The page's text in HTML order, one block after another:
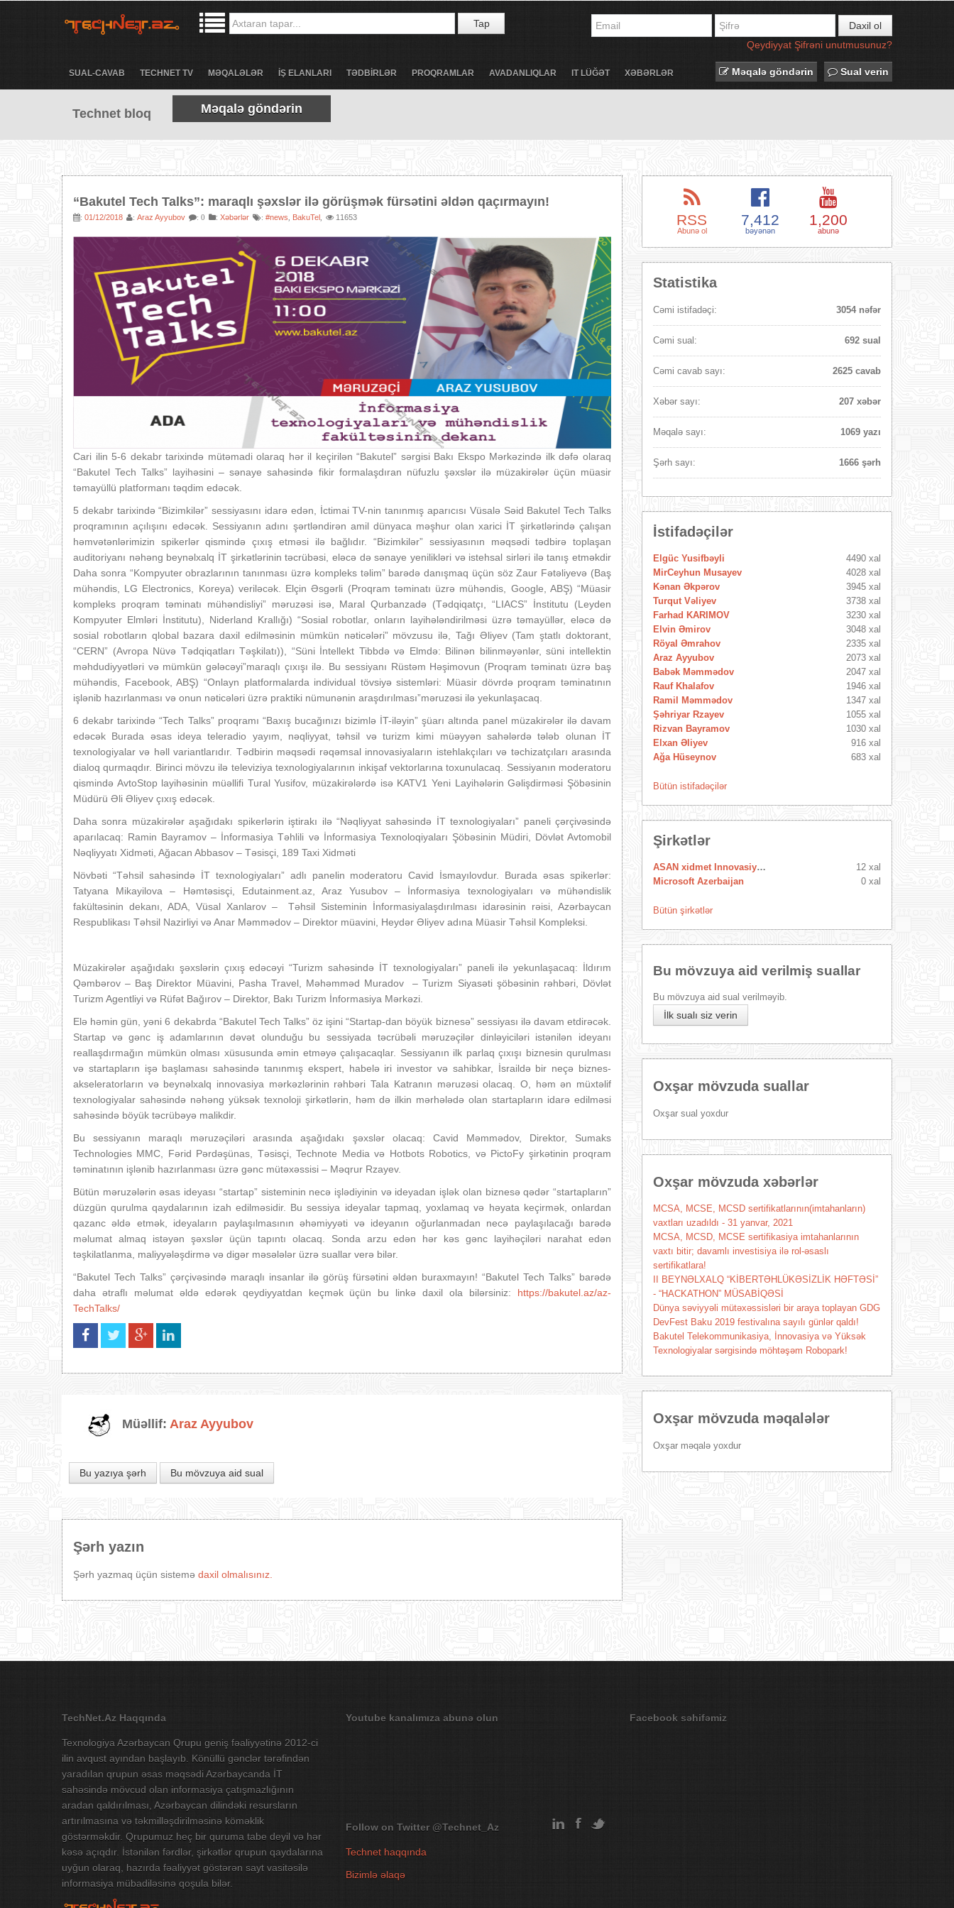
Tap
Daxil ol
Qeydiyyat Şifrəni unutmusunuz?
SUAL-CAVAB TECHNET TV MƏQALƏLƏR İŞ ELANLARI TƏDBİRLƏR PROQRAMLAR AVADANLIQLAR IT LÜĞƏT XƏBƏRLƏR Məqalə göndərin Sual verin
Technet bloq Məqalə göndərin
“Bakutel Tech Talks”: maraqlı şəxslər ilə görüşmək fürsətini əldən qaçırmayın!
: 01/12/2018 : Araz Ayyubov : 0 : Xəbərlər : #news BakuTel 11653
Cari ilin 5-6 dekabr tarixində mütəmadi olaraq hər il keçirilən “Bakutel” sərgisi Bakı Ekspo Mərkəzində ilk dəfə olaraq
“Bakutel Tech Talks” layihəsini – sənaye sahəsində fikir formalaşdıran nüfuzlu şəxslər ilə müzakirələr üçün müasir
təmayüllü platformanı təqdim edəcək.
5 dekabr tarixində “Bizimkilər” sessiyasını idarə edən, İctimai TV-nin tanınmış aparıcısı Vüsalə Səid Bakutel Tech Talks
proqramının açılışını edəcək. Sessiyanın adını şərtləndirən amil dünyaca məşhur olan xarici İT şirkətlərində çalışan
həmvətənlərimizin spikerlər qismində çıxış etməsi ilə bağlıdır. “Bizimkilər” sessiyasının məqsədi tədbirə toplaşan
auditoriyanı nəhəng beynəlxalq İT şirkətlərinin təcrübəsi, eləcə də sənaye yenilikləri və istehsal sirləri ilə tanış etməkdir
Daha sonra “Kompyuter obrazlarının tanınması üzrə kompleks təlim” barədə danışmaq üçün söz Zaur Fətəliyevə (Baş
mühəndis, LG Electronics, Koreya) veriləcək. Elçin Əsgərli (Proqram təminatı üzrə mühəndis, Google, ABŞ) “Müasir
kompleks proqram təminatı mühəndisliyi” məruzəsi isə, Maral Qurbanzadə (Tədqiqatçı, “LIACS” İnstitutu ​​(Leyden
Kompyuter Elmləri İnstitutu)​, Niderland Krallığı) “Sosial robotlar, onların layihələndirilməsi üzrə təmayüllər, eləcə də
sosial robotların qlobal bazara daxil edilməsinin mümkün nəticələri” mövzusu ilə, Tağı Əliyev (Tam ştatlı doktorant,
“CERN” (Avropa Nüvə Tədqiqatları Təşkilatı)), “Süni İntellekt Tibbdə və Elmdə: Bilinən bilinməyənlər, süni intellektin
məhdudiyyətləri və mümkün gələcəyi”maraqlı çıxışı ilə. Bu sessiyanı Rüstəm Həşimovun (Proqram təminatı üzrə baş
mühəndis, Facebook, ABŞ) “Onlayn platformalarda individual tövsiyə sistemləri: Müasir dövrdə proqram təminatının
işlənib hazırlanması və onun nəticələri üzrə praktiki nümunənin araşdırılması”məruzəsi ilə yekunlaşacaq.
6 dekabr tarixində “Tech Talks” proqramı “Baxış bucağınızı bizimlə İT-iləyin” şüarı altında panel müzakirələr ilə davam
edəcək Burada əsas ideya teleradio yayım, nəqliyyat, təhsil və turizm kimi müəyyən sahələrdə tələb olunan İT
texnologiyalar və həll variantlarıdır. Tədbirin məqsədi rəqəmsal innovasiyaların istehlakçıları və təchizatçıları arasında
dialoq qurmaqdır. Birinci mövzu ilə televiziya texnologiyalarının inkişaf vektorlarına toxunulacaq. Sessiyanın moderatoru
qismində AvtoStop layihəsinin müəllifi Tural Yusifov, müzakirələrdə isə KATV1 Yeni Layihələrin Gəlişdirməsi Şöbəsinin
Müdürü Əli Əliyev çıxış edəcək.
Daha sonra müzakirələr aşağıdakı spikerlərin iştirakı ilə “Nəqliyyat sahəsində İT texnologiyaları” paneli çərçivəsində
aparılacaq: Ramin Bayramov – İnformasiya Təhlili və İnformasiya Texnoloqiyaları Şöbəsinin Müdiri, Dövlət Avtomobil
Nəqliyyatı Xidməti, Ağacan Abbasov – Təsisçi, 189 Taxi Xidməti
Növbəti “Təhsil sahəsində İT texnologiyaları” adlı panelin moderatoru Cavid İsmayılovdur. Burada əsas spikerlər:
Tatyana Mikayilova – Həmtəsisçi, Edutainment.az, Araz Yusubov – İnformasiya texnologiyaları və mühəndislik
fakültəsinin dekanı, ADA, Vüsal Xanlarov – Təhsil Sisteminin İnformasiyalaşdırılması idarəsinin rəisi, Azərbaycan
Respublikası Təhsil Nazirliyi və Anar Məmmədov – Direktor müavini, Heydər Əliyev adına Müasir Təhsil Kompleksi.
Müzakirələr aşağıdakı şəxslərin çıxış edəcəyi “Turizm sahəsində İT texnologiyaları” paneli ilə yekunlaşacaq: İldırım
Qəmbərov – Baş Direktor Müavini, Pasha Travel, Məhəmməd Muradov – Turizm Siyasəti şöbəsinin rəhbəri, Dövlət
Turizm Agentliyi və Rüfət Bağırov – Direktor, Bakı Turizm İnformasiya Mərkəzi.
Elə həmin gün, yəni 6 dekabrda “Bakutel Tech Talks” öz işini “Startap-dan böyük biznesə” sessiyası ilə davam etdirəcək.
Startap və gənc iş adamlarının dəvət olunduğu bu sessiyada təcrübəli məruzəçilər dinləyiciləri istənilən ideyanı
reallaşdırmağın mümkün olması xüsusunda əmin etməyə çalışacaqlar. Sessiyanın ilk parlaq çıxışı biznesin qurulması
və startapların işə başlaması sahəsində tanınmış ekspert, habelə iri investor və sahibkar, İsraildə bir neçə biznes-
akseleratorların və beynəlxalq innovasiya mərkəzlərinin rəhbəri Tala Katranın məruzəsi olacaq. O, həm ən müxtəlif
texnologiyalar sahəsində nəhəng yüksək texnoloji şirkətlərin, həm də ilkin mərhələdə olan startapların idarə edilməsi
sahəsində böyük təcrübəyə malikdir.
Bu sessiyanın maraqlı məruzəçiləri arasında aşağıdakı şəxslər olacaq: Cavid Məmmədov, Direktor, Sumaks
Technologies MMC, Fərid Pərdəşünas, Təsisçi, Technote Media və Hotbots Robotics, və PictoFy şirkətinin proqram
təminatının işlənib hazırlanması üzrə gənc mütəxəssisi – Məqrur Rzayev.
Bütün məruzələrin əsas ideyası “startap” sisteminin necə işlədiyinin və ideyadan işlək olan biznesə qədər “startapların”
düzgün qurulma qaydalarının izah edilməsidir. Bu sessiya ideyalar tapmaq, yoxlamaq və həyata keçirmək, onlardan
qazanc əldə etmək, ideyaların paylaşılmasının əhəmiyyəti və ideyanın oğurlanmadan necə paylaşılacağı barədə
məlumat almaq istəyən şəxslər üçün tapıntı olacaq. Sonda arzu edən hər kəs gənc layihəçiləri narahat edən
təşkilatlanma, maliyyələşdirmə və digər məsələlər üzrə suallar verə bilər.
“Bakutel Tech Talks” çərçivəsində maraqlı insanlar ilə görüş fürsətini əldən buraxmayın! “Bakutel Tech Talks” barədə
daha ətraflı məlumat əldə edərək qeydiyyatdan keçmək üçün bu linkə daxil ola bilərsiniz: https://bakutel.az/az-
TechTalks/
Müəllif: Araz Ayyubov
Bu yazıya şərh Bu mövzuya aid sual
Şərh yazın
Şərh yazmaq üçün sistemə daxil olmalısınız.
RSS
Abunə ol
7,412
bəyənən
1,200
abunə
Statistika
Cəmi istifadəçi: 3054 nəfər
Cəmi sual: 692 sual
Cəmi cavab sayı: 2625 cavab
Xəbər sayı: 207 xəbər
Məqalə sayı: 1069 yazı
Şərh sayı: 1666 şərh
İstifadəçilər
Elgüc Yusifbəyli
4490 xal
MirCeyhun Musayev
4028 xal
Kənan Əkpərov
3945 xal
Turqut Vəliyev
3738 xal
Farhad KARIMOV
3230 xal
Elvin Əmirov
3048 xal
Röyal Əmrahov
2335 xal
Araz Ayyubov
2073 xal
Babək Məmmədov
2047 xal
Rauf Khalafov
1946 xal
Ramil Məmmədov
1347 xal
Şəhriyar Rzayev
1055 xal
Rizvan Bayramov
1030 xal
Elxan Əliyev
916 xal
Ağa Hüseynov
683 xal
Bütün istifadəçilər
Şirkətlər
ASAN xidmet Innovasiya Mərkəzi
12 xal
Microsoft Azerbaijan
0 xal
Bütün şirkətlər
Bu mövzuya aid verilmiş suallar
Bu mövzuya aid sual verilməyib.
İlk sualı siz verin
Oxşar mövzuda suallar
Oxşar sual yoxdur
Oxşar mövzuda xəbərlər
MCSA, MCSE, MCSD sertifikatlarının(imtahanların)
vaxtları uzadıldı - 31 yanvar, 2021
MCSA, MCSD, MCSE sertifikasiya imtahanlarının
vaxtı bitir; davamlı investisiya ilə rol-əsaslı
sertifikatlara!
II BEYNƏLXALQ “KİBERTƏHLÜKƏSİZLİK HƏFTƏSİ”
- “HACKATHON” MÜSABİQƏSİ
Dünya səviyyəli mütəxəssisləri bir araya toplayan GDG
DevFest Baku 2019 festivalına sayılı günlər qaldı!
Bakutel Telekommunikasiya, İnnovasiya və Yüksək
Texnologiyalar sərgisində möhtəşəm Robopark!
Oxşar mövzuda məqalələr
Oxşar məqalə yoxdur
TechNet.Az Haqqında
Texnologiya Azərbaycan Qrupu geniş fəaliyyətinə 2012-ci
ilin avqust ayından başlayıb. Könüllü gənclər tərəfindən
yaradılan qrupun əsas məqsədi Azərbaycanda İT
sahəsində mövcud olan informasiya çatışmazlığının
aradan qaldırılması, Azərbaycan dilindəki resursların
artırılmasına və təkmilləşdirilməsinə köməklik
göstərməkdir. Qrupumuz heç bir quruma tabe deyil və hər
kəsə açıqdır. İstənilən fərdlər, şirkətlər qrupun qaydalarına
uyğun olaraq, hazırda fəaliyyət göstərən sayt vasitəsilə
informasiya mübadiləsinə qoşula bilər.
Youtube kanalımıza abunə olun
Follow on Twitter @Technet_Az
Technet haqqında
Bizimlə əlaqə
Facebook səhifəmiz